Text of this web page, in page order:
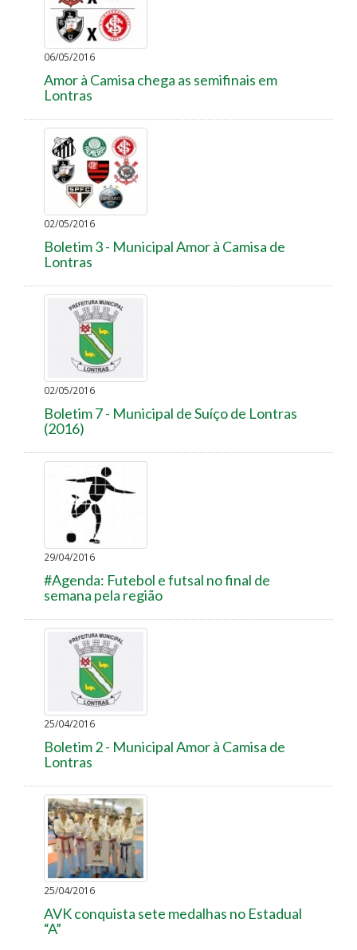
06/05/2016
Amor à Camisa chega as semifinais em
Lontras
02/05/2016
Boletim 3 - Municipal Amor à Camisa de
Lontras
02/05/2016
Boletim 7 - Municipal de Suíço de Lontras
(2016)
29/04/2016
#Agenda: Futebol e futsal no final de
semana pela região
25/04/2016
Boletim 2 - Municipal Amor à Camisa de
Lontras
25/04/2016
AVK conquista sete medalhas no Estadual
“A”